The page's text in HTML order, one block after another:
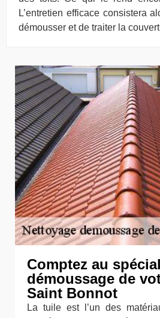
L’entretien efficace consistera
démousser et de traiter la
Comptez au
démoussage de
Saint Bonnot
La tuile est l’un des